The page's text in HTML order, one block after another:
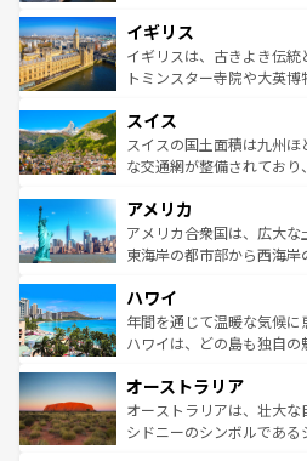
いる。シャンパンの発祥地
香り高いラベンダー畑な
らに、パリ以外の地域に
れる地方に足を運ぶとそれ
きるだろう。 なお
を参照してほしい。
顔を持つこの国は、どこを
ルリンの文化的活気、バ
してライン川沿いのワイ
は、お酒好きな人にはぜひ体験して
ドイツ情報はコンテンツ一
イギリス
イギリスは、古きよき伝
トミンスター寺院や大英
リアごとに異なる魅力があ
ティー、ビール好きには
戦など、本場だからこそ
ンツ一覧を参照してほしい。
スイス
スイスの国土面積は九州
な交通網が整備されてお
の建物がそのまま残る町や
博物館もあり、アルプス観
ことができる。国民の所
ば市内交通費無料で観光を楽し
着のスイス情報はコンテン
アメリカ
アメリカ合衆国は、広大な
東海岸の都市部から西海
のような巨大都市は、観光
ンメントが詰まった刺激
西部には大自然が広がり
部のニューオーリンズでは
文化が魅力。旅行者はアメ
しみながら、その多様性
ハワイ
年間を通じて温暖な気候
ハワイは、どの島も独自
ワイ島は見逃せない。また
島だが、静かな自然を求め
おすすめ。エメラルドグ
オーストラリア
オーストラリアは、壮大な
シドニーのシンボルであ